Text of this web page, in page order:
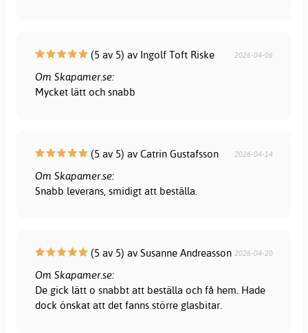
(5 av 5) av Ingolf Toft Riske 2026-04-06
Om Skapamer.se:
Mycket lätt och snabb
(5 av 5) av Catrin Gustafsson 2026-04-14
Om Skapamer.se:
Snabb leverans, smidigt att beställa.
(5 av 5) av Susanne Andreasson 2026-04-20
Om Skapamer.se:
De gick lätt o snabbt att beställa och få hem. Hade
dock önskat att det fanns större glasbitar.